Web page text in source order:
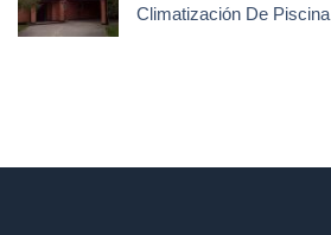
Climatización De Piscina